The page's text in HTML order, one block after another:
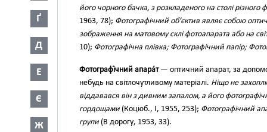
Ґ
Д
Е
Є
Ж
його чорного бачка, з розкладеного на столі
1963, 78); Фотографічний об’єктив являє собою
зображення на матовому склі фотоапарата або на
10); Фотографічна плівка; Фотографічний папір;
Фотографі́чний апара́т— оптичний апарат, за
небудь на світлочутливому матеріалі. Ніщо не
віддавався він з дивним запалом, а його
гордощами (Коцюб., І, 1955, 253); Фотографічний
групи (В дорогу, 1953, 33).